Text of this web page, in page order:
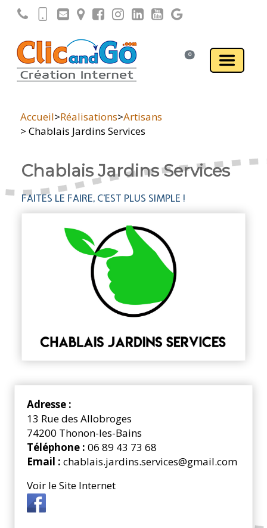
0
Accueil>Réalisations>Artisans
> Chablais Jardins Services
Chablais Jardins Services
FAITES LE FAIRE, C'EST PLUS SIMPLE !
Adresse :
13 Rue des Allobroges
74200 Thonon-les-Bains
Téléphone : 06 89 43 73 68
Email : chablais.jardins.services@gmail.com
Voir le Site Internet